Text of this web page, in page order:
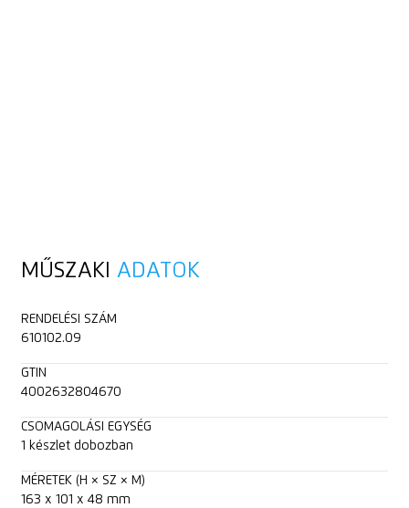
MŰSZAKI ADATOK
RENDELÉSI SZÁM
610102.09
GTIN
4002632804670
CSOMAGOLÁSI EGYSÉG
1 készlet dobozban
MÉRETEK (H × SZ × M)
163 x 101 x 48 mm